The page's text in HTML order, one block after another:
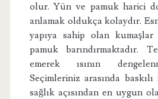
olur. Yün ve pamuk harici
anlamak oldukça kolaydır.
yapıya sahip olan
pamuk barındırmaktadır.
emerek ısının
Seçimleriniz arasında
sağlık açısından en uygun